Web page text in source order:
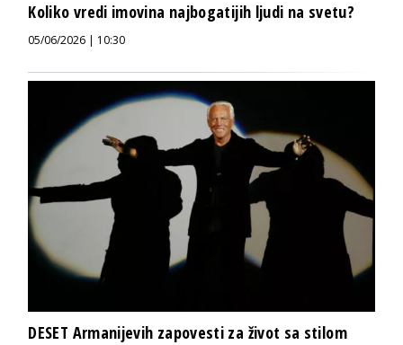
Koliko vredi imovina najbogatijih ljudi na svetu?
05/06/2026 | 10:30
DESET Armanijevih zapovesti za život sa stilom